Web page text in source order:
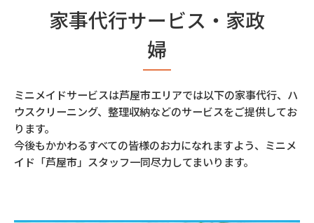
家事代行サービス・家政
婦
ミニメイドサービスは芦屋市エリアでは以下の家事代行、ハ
ウスクリーニング、整理収納などのサービスをご提供してお
ります。
今後もかかわるすべての皆様のお力になれますよう、ミニメ
イド「芦屋市」スタッフ一同尽力してまいります。